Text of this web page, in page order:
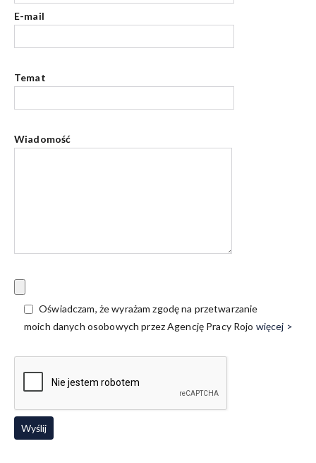
E-mail
Temat
Wiadomość
Oświadczam, że wyrażam zgodę na przetwarzanie
moich danych osobowych przez Agencję Pracy Rojo więcej >